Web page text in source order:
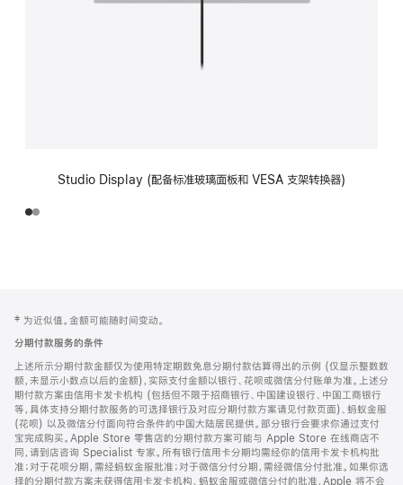
Studio Display (配备标准玻璃面板和 VESA 支架转换器)
页
页
脚
注
‡ 为近似值。金额可能随时间变动。
分期付款服务的条件
上述所示分期付款金额仅为使用特定期数免息分期付款估算得出的示例 (仅显示整数数
额，未显示小数点以后的金额)，实际支付金额以银行、花呗或微信分付账单为准。上述分
期付款方案由信用卡发卡机构 (包括但不限于招商银行、中国建设银行、中国工商银行
等，具体支持分期付款服务的可选择银行及对应分期付款方案请见付款页面)、蚂蚁金服
(花呗) 以及微信分付面向符合条件的中国大陆居民提供。部分银行会要求你通过支付
宝完成购买。Apple Store 零售店的分期付款方案可能与 Apple Store 在线商店不
同，请到店咨询 Specialist 专家。所有银行信用卡分期均需经你的信用卡发卡机构批
准；对于花呗分期，需经蚂蚁金服批准；对于微信分付分期，需经微信分付批准。如果你选
择的分期付款方案未获得信用卡发卡机构、蚂蚁金服或微信分付的批准，Apple 将不会